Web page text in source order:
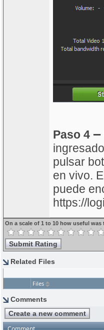
Paso 4 –
pulsar
en vivo.
puede
https://
On a scale of 1 to 10 how useful
Related Files
Files
Comments